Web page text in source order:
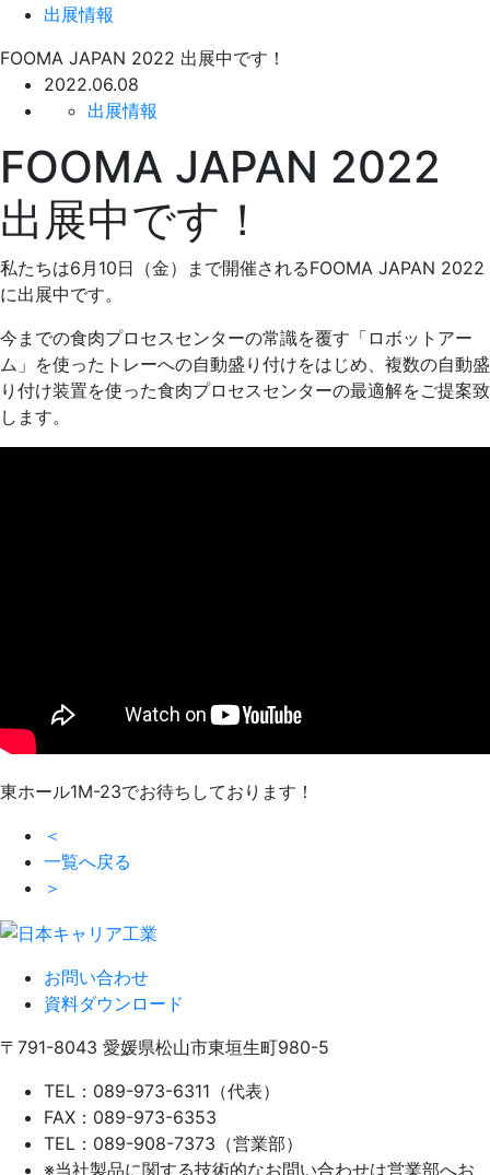
出展情報
FOOMA JAPAN 2022 出展中です！
2022.06.08
出展情報
FOOMA JAPAN 2022
出展中です！
私たちは6月10日（金）まで開催されるFOOMA JAPAN 2022
に出展中です。
今までの食肉プロセスセンターの常識を覆す「ロボットアー
ム」を使ったトレーへの自動盛り付けをはじめ、複数の自動盛
り付け装置を使った食肉プロセスセンターの最適解をご提案致
します。
東ホール1M-23でお待ちしております！
＜
一覧へ戻る
＞
お問い合わせ
資料ダウンロード
〒791-8043 愛媛県松山市東垣生町980-5
TEL：089-973-6311（代表）
FAX：089-973-6353
TEL：089-908-7373（営業部）
※当社製品に関する技術的なお問い合わせは営業部へお